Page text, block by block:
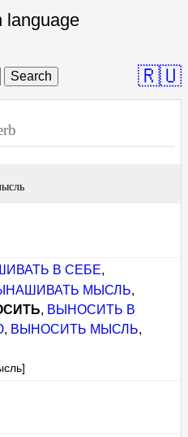
language
Search 🇷🇺
В СЕБЕ,
МЫСЛЬ,
, ВЫНОСИТЬ В
, ВЫНОСИТЬ МЫСЛЬ,